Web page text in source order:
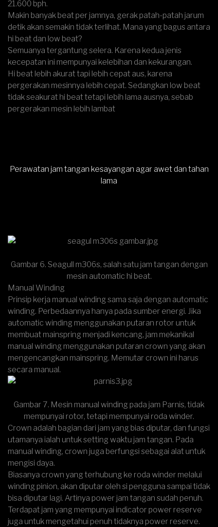
21.600 bph.
Makin banyak beat per jamnya, gerak patah-patah jarum
detik akan semakin tidak terlihat. Mana yang bagus antara
hi beat dan low beat?
Semuanya tergantung selera. Karena kedua jenis
kecepatan ini mempunyai kelebihan dan kekurangan.
Hi beat lebih akurat tapi lebih cepat aus, karena
pergerakan mesinnya lebih cepat. Sedangkan low beat
tidak seakurat hi beat tetapi lebih lama ausnya, sebab
pergerakan mesin lebih lambat
Perawatan jam tangan kesayangan agar awet dan tahan
lama
Gambar 6. Seagull m306s, salah satu jam tangan dengan
mesin automatic hi beat.
Manual Winding
Prinsip kerja manual winding sama saja dengan automatic
winding. Perbedaannya hanya pada sumber energi. Jika
automatic winding menggunakan putaran rotor untuk
membuat mainspring menjadi kencang, jam mekanikal
manual winding menggunakan putaran crown yang akan
mengencangkan mainspring. Memutar crown ini harus
secara manual.
Gambar 7. Mesin manual winding pada jam Parnis, tidak
mempunyai rotor, tetapi mempunyai roda winder.
Crown adalah bagian dari jam yang bias diputar, dan fungsi
utamanya ialah untuk setting waktu jam tangan. Pada
manual winding, crown juga berfungsi sebagai alat untuk
mengisi daya.
Biasanya crown yang terhubung ke roda winder melalui
winding pinion, akan diputar oleh si pengguna sampai tidak
bisa diputar lagi. Artinya power jam tangan sudah penuh.
Terdapat jam yang mempunyai indicator power reserve
juga untuk mengetahui penuh tidaknya power reserve.